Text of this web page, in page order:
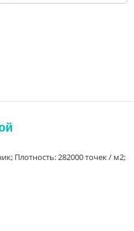
Плотность: 282000 точек / м2;